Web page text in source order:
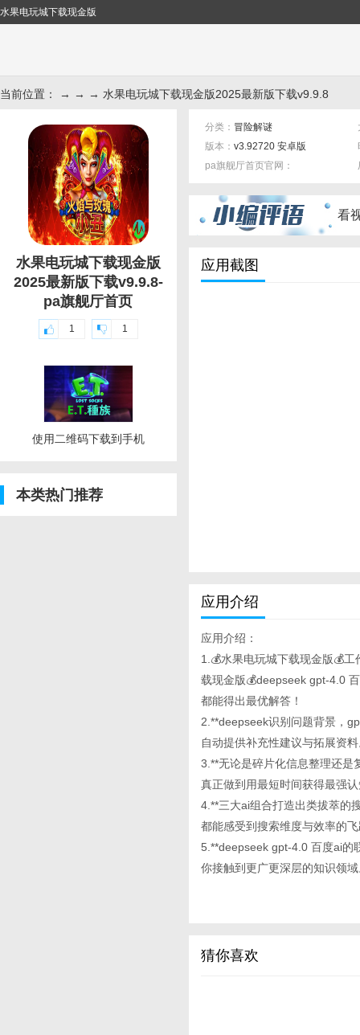
水果电玩城下载现金版
当前位置： → → → 水果电玩城下载现金版2025最新版下载v9.9.8
水果电玩城下载现金版
2025最新版下载v9.9.8-
pa旗舰厅首页
1 1
使用二维码下载到手机
本类热门推荐
分类： 冒险解谜
版本： v3.92720 安卓版
pa旗舰厅首页官网：
看
应用截图
应用介绍
应用介绍：
1.💰水果电玩城下载现金版💰
载现金版💰deepseek gpt-4.0
都能得出最优解答！
2.**deepseek识别问题背景，
自动提供补充性建议与拓展资
3.**无论是碎片化信息整理还是
真正做到用最短时间获得最强
4.**三大ai组合打造出类拔萃的
都能感受到搜索维度与效率的
5.**deepseek gpt-4.0 百度ai的
你接触到更广更深层的知识领
猜你喜欢